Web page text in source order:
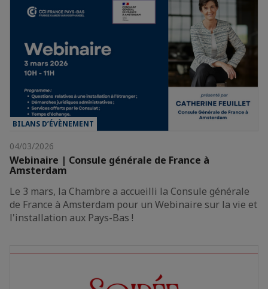
BILANS D’ÉVÈNEMENT
04/03/2026
Webinaire | Consule générale de France à
Amsterdam
Le 3 mars, la Chambre a accueilli la Consule générale
de France à Amsterdam pour un Webinaire sur la vie et
l'installation aux Pays-Bas !